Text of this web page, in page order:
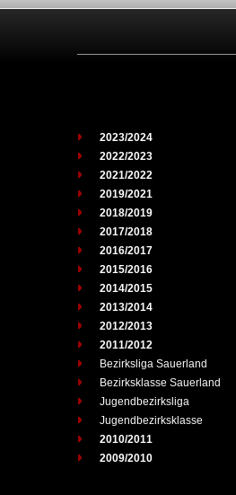
2023/2024
2022/2023
2021/2022
2019/2021
2018/2019
2017/2018
2016/2017
2015/2016
2014/2015
2013/2014
2012/2013
2011/2012
Bezirksliga Sauerland
Bezirksklasse Sauerland
Jugendbezirksliga
Jugendbezirksklasse
2010/2011
2009/2010